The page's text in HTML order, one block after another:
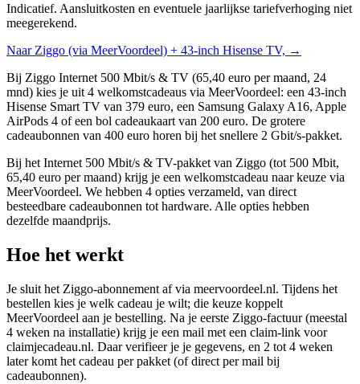
Indicatief. Aansluitkosten en eventuele jaarlijkse tariefverhoging niet
meegerekend.
Naar Ziggo (via MeerVoordeel) + 43-inch Hisense TV, →
Bij Ziggo Internet 500 Mbit/s & TV (65,40 euro per maand, 24
mnd) kies je uit 4 welkomstcadeaus via MeerVoordeel: een 43-inch
Hisense Smart TV van 379 euro, een Samsung Galaxy A16, Apple
AirPods 4 of een bol cadeaukaart van 200 euro. De grotere
cadeaubonnen van 400 euro horen bij het snellere 2 Gbit/s-pakket.
Bij het Internet 500 Mbit/s & TV-pakket van Ziggo (tot 500 Mbit,
65,40 euro per maand) krijg je een welkomstcadeau naar keuze via
MeerVoordeel. We hebben 4 opties verzameld, van direct
besteedbare cadeaubonnen tot hardware. Alle opties hebben
dezelfde maandprijs.
Hoe het werkt
Je sluit het Ziggo-abonnement af via meervoordeel.nl. Tijdens het
bestellen kies je welk cadeau je wilt; die keuze koppelt
MeerVoordeel aan je bestelling. Na je eerste Ziggo-factuur (meestal
4 weken na installatie) krijg je een mail met een claim-link voor
claimjecadeau.nl. Daar verifieer je je gegevens, en 2 tot 4 weken
later komt het cadeau per pakket (of direct per mail bij
cadeaubonnen).